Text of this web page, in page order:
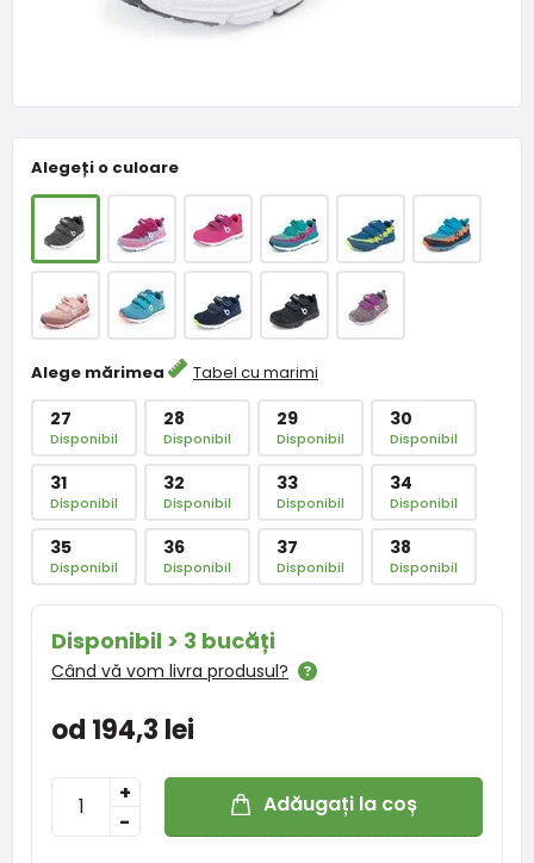
Alegeți o culoare
Alege mărimea Tabel cu marimi
27
Disponibil
28
Disponibil
29
Disponibil
30
Disponibil
31
Disponibil
32
Disponibil
33
Disponibil
34
Disponibil
35
Disponibil
36
Disponibil
37
Disponibil
38
Disponibil
Disponibil > 3 bucăți
Când vă vom livra produsul?
od 194,3 lei
-
+ Adăugați la coș